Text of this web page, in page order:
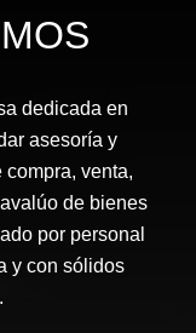
dedicada en
asesoría y
venta,
de bienes
por personal
y con sólidos